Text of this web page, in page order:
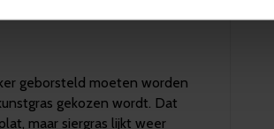
geborsteld moeten worden
gekozen wordt. Dat
maar siergras lijkt weer